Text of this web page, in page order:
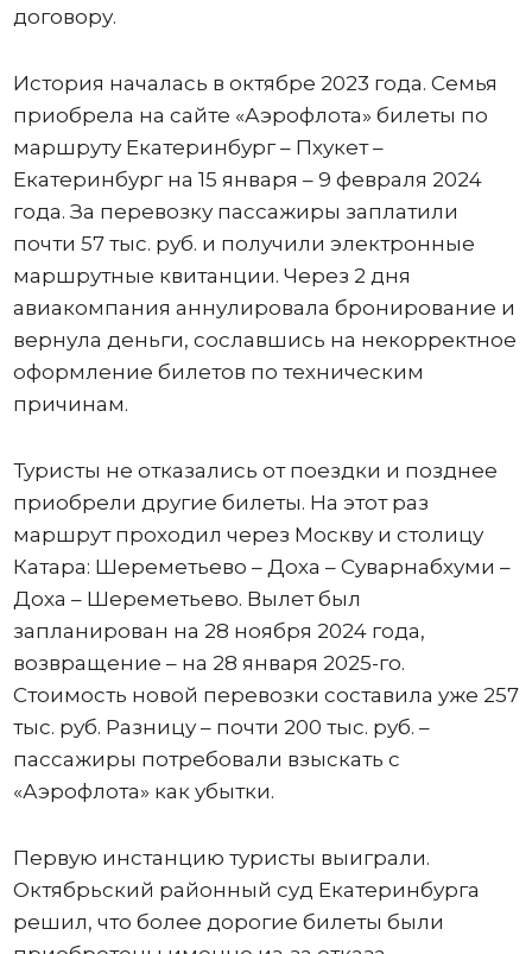
договору.
История началась в октябре 2023 года. Семья
приобрела на сайте «Аэрофлота» билеты по
маршруту Екатеринбург – Пхукет –
Екатеринбург на 15 января – 9 февраля 2024
года. За перевозку пассажиры заплатили
почти 57 тыс. руб. и получили электронные
маршрутные квитанции. Через 2 дня
авиакомпания аннулировала бронирование и
вернула деньги, сославшись на некорректное
оформление билетов по техническим
причинам.
Туристы не отказались от поездки и позднее
приобрели другие билеты. На этот раз
маршрут проходил через Москву и столицу
Катара: Шереметьево – Доха – Суварнабхуми –
Доха – Шереметьево. Вылет был
запланирован на 28 ноября 2024 года,
возвращение – на 28 января 2025-го.
Стоимость новой перевозки составила уже 257
тыс. руб. Разницу – почти 200 тыс. руб. –
пассажиры потребовали взыскать с
«Аэрофлота» как убытки.
Первую инстанцию туристы выиграли.
Октябрьский районный суд Екатеринбурга
решил, что более дорогие билеты были